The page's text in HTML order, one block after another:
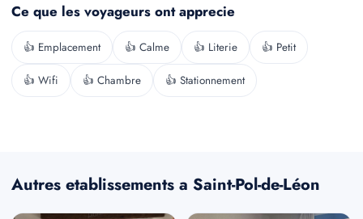
Ce que les voyageurs ont apprecie
👍 Emplacement 👍 Calme 👍 Literie 👍 Petit
👍 Wifi 👍 Chambre 👍 Stationnement
Autres etablissements a Saint-Pol-de-Léon